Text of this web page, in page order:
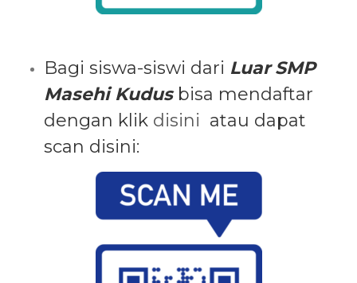
Bagi siswa-siswi dari Luar SMP
Masehi Kudus bisa mendaftar
dengan klik disini atau dapat
scan disini: